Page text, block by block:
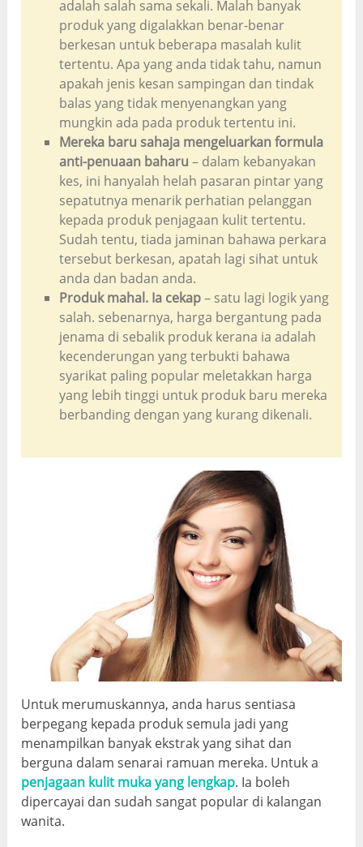
adalah salah sama sekali. Malah banyak
produk yang digalakkan benar-benar
berkesan untuk beberapa masalah kulit
tertentu. Apa yang anda tidak tahu, namun
apakah jenis kesan sampingan dan tindak
balas yang tidak menyenangkan yang
mungkin ada pada produk tertentu ini.
Mereka baru sahaja mengeluarkan formula
anti-penuaan baharu – dalam kebanyakan
kes, ini hanyalah helah pasaran pintar yang
sepatutnya menarik perhatian pelanggan
kepada produk penjagaan kulit tertentu.
Sudah tentu, tiada jaminan bahawa perkara
tersebut berkesan, apatah lagi sihat untuk
anda dan badan anda.
Produk mahal. Ia cekap– satu lagi logik yang
salah. sebenarnya, harga bergantung pada
jenama di sebalik produk kerana ia adalah
kecenderungan yang terbukti bahawa
syarikat paling popular meletakkan harga
yang lebih tinggi untuk produk baru mereka
berbanding dengan yang kurang dikenali.
Untuk merumuskannya, anda harus sentiasa
berpegang kepada produk semula jadi yang
menampilkan banyak ekstrak yang sihat dan
berguna dalam senarai ramuan mereka. Untuk a
penjagaan kulit muka yang lengkap. Ia boleh
dipercayai dan sudah sangat popular di kalangan
wanita.